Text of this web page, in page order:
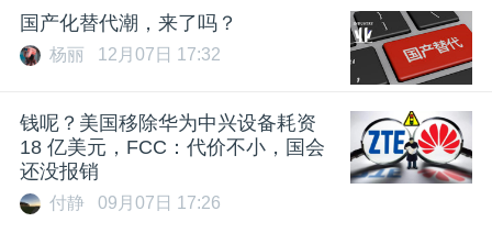
国产化替代潮，来了吗？
杨丽 12月07日 17:32
钱呢？美国移除华为中兴设备耗资
18 亿美元，FCC：代价不小，国会
还没报销
付静 09月07日 17:26